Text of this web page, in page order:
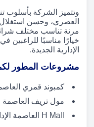
وتتميز الشركة بأسلوب
العصري، وحسن
مرنة تناسب مختلف
خيارًا مناسبًا للراغبين
الإدارية الجديدة.
مشروعات المطور
كمبوند قمري
مول تريف العاصمة
H Mall العاصمة الإدارية